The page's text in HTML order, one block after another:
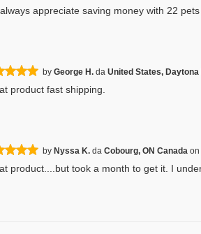
appreciate saving money with 22
by George H. da United States,
product fast shipping.
by Nyssa K. da Cobourg, ON Canada on
product....but took a month to get it. I